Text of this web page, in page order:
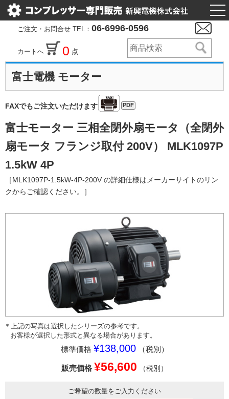
ご注文・お問合せ TEL： 06-6996-0596
カートへ 0 点
富士電機 モーター
FAXでもご注文いただけます PDF
富士モーター 三相全閉外扇モータ（全閉外
扇モータ フランジ取付 200V） MLK1097P
1.5kW 4P
［MLK1097P-1.5kW-4P-200V の詳細仕様はメーカーサイトのリン
クからご確認ください。］
＊上記の写真は選択したシリーズの参考です。
お客様が選択した形式と異なる場合があります。
標準価格 ¥138,000 （税別）
販売価格 ¥56,600 （税別）
ご希望の数量をご入力ください